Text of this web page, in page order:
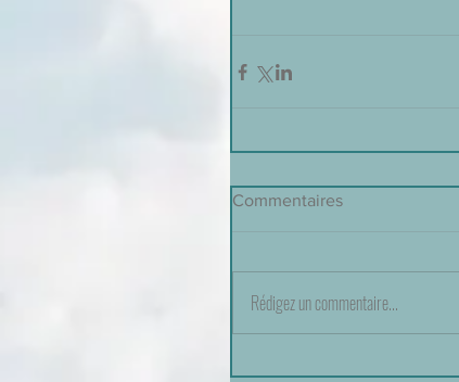
Commentaires
Rédigez un commentaire...